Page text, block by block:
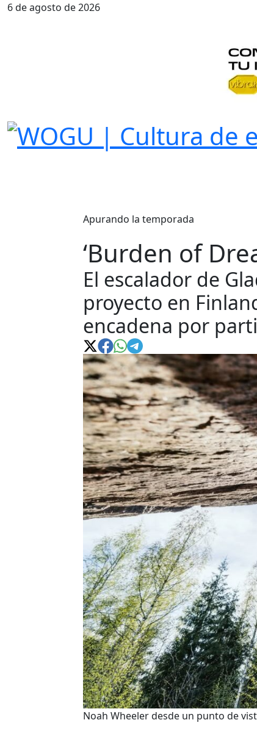
6 de agosto de 2026
Apurando la temporada
‘Burden of
El escalador de
proyecto en
encadena por
Noah Wheeler desde un punto de